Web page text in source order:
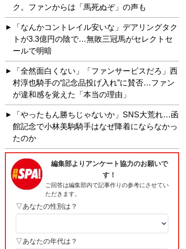
ク。ファンからは「馬死ぬぞ」の声も
「なんかコントレイル安いな」デアリングタク
トが3.3億円の陰で…無敗三冠馬がセレクトセ
ールで明暗
「全然面白くない」「ファンサービスだろ」西
村淳也騎手の“記念品投げ入れ”に賛否…ファン
が違和感を覚えた「本当の理由」
「やったもん勝ちじゃないか」SNS大荒れ…函
館記念で小林美駒騎手はなぜ降着にならなかっ
たのか